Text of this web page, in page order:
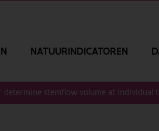
NATUURINDICATOREN
stemflow volume at individual